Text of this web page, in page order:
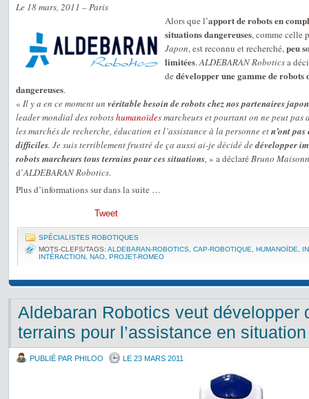
Le 18 mars, 2011 – Paris
Alors que l’apport de robots en
situations dangereuses, comme celle
Japon, est reconnu et recherché,peu
limitées.ALDEBARAN Roboticsa
de développer une gamme de
dangereuses.
« Il y a en ce moment un véritable besoin de robots chez nos partenaires
leader mondial des robotshumanoïdes marcheurs et pourtant on ne peut
les marchés de recherche, éducation et l’assistance à la personne etn’ont
difficiles. Je suis terriblement frustré de ça aussi ai-je décidé dedévelopper
robots marcheurs tous terrains pour ces situations, » a déclaré Bruno
d’ALDEBARAN Robotics.
Plus d’informations sur dans la suite …
Tweet
SPÉCIALISTES ROBOTIQUES
MOTS-CLEFS/TAGS: ALDEBARAN-ROBOTICS CAP-ROBOTIQUE HUMANOÏDE
INTÉRACTION NAO PROJET-ROMEO
Aldebaran Robotics veut développer
terrains pour l’assistance en
PUBLIÉ PAR PHILOO LE 23 MARS 2011